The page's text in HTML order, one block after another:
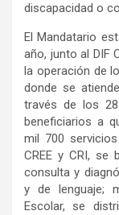
discapacidad o
El Mandatario
año, junto al DIF
la operación de
donde se
través de los
beneficiarios a
mil 700
CREE y CRI, se
consulta y
y de lenguaje;
Escolar, se